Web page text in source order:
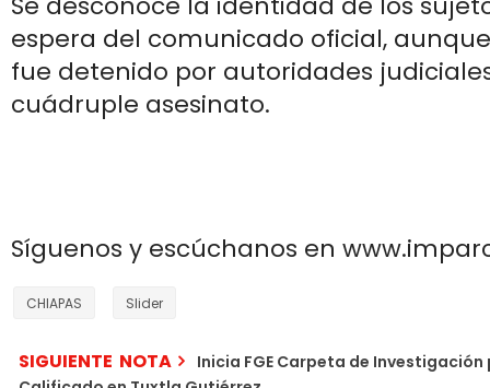
espera del comunicado oficial,
fue detenido por autoridades
cuádruple asesinato.
Síguenos y escúchanos en
CHIAPAS Slider
SIGUIENTE NOTA
Inicia FGE Carpeta de